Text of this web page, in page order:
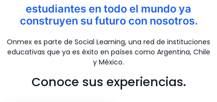
estudiantes en todo el mundo ya
construyen su futuro con nosotros.
Onmex es parte de Social Learning, una red de instituciones
educativas que ya es éxito en países como Argentina, Chile
y México.
Conoce sus experiencias.